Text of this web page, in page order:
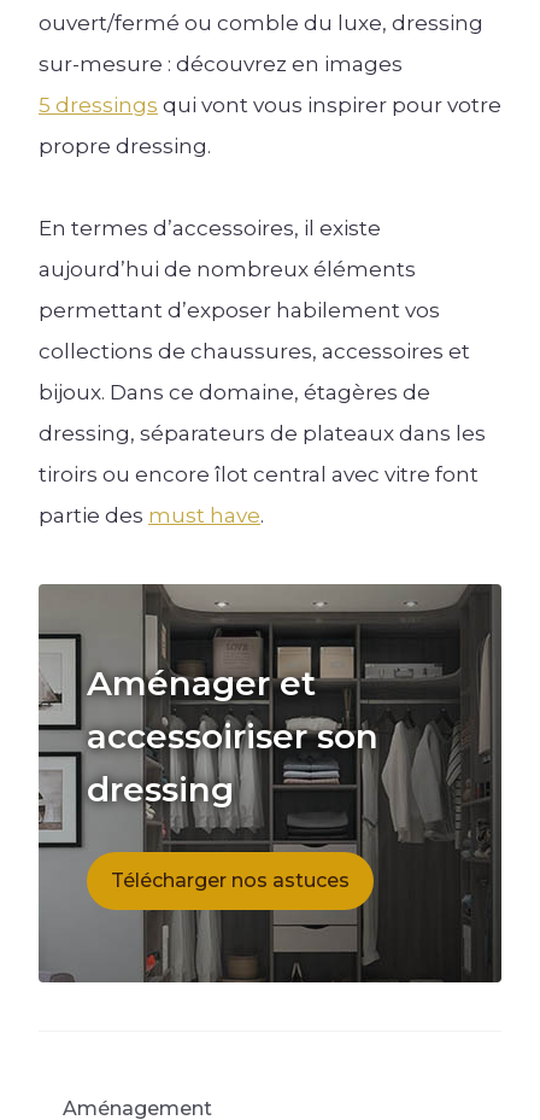
ouvert/fermé ou comble du luxe, dressing
sur-mesure : découvrez en images
5 dressings qui vont vous inspirer pour votre
propre dressing.
En termes d’accessoires, il existe
aujourd’hui de nombreux éléments
permettant d’exposer habilement vos
collections de chaussures, accessoires et
bijoux. Dans ce domaine, étagères de
dressing, séparateurs de plateaux dans les
tiroirs ou encore îlot central avec vitre font
partie des must have.
Aménager et
accessoiriser son
dressing
Télécharger nos astuces
Aménagement